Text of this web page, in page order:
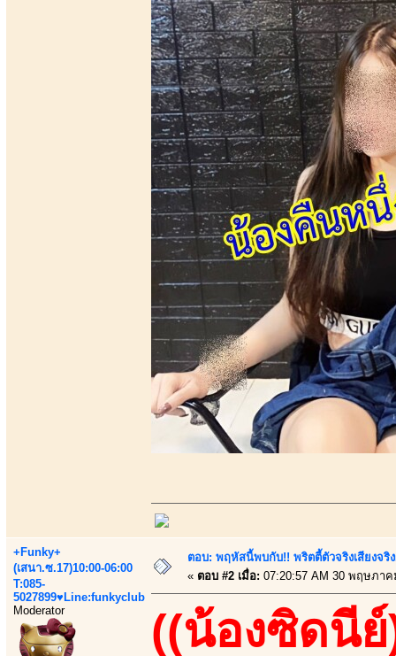
+Funky+
(เสนา.ซ.17)10:00-06:00
T:085-
5027899♥Line:funkyclub
Moderator
ตอบ: พฤหัสนี้พบกับ!! พริตตี้ตัวจริงเสียงจ
« ตอบ #2 เมื่อ: 07:20:57 AM 30 พฤษภาค
((น้องซิดนี